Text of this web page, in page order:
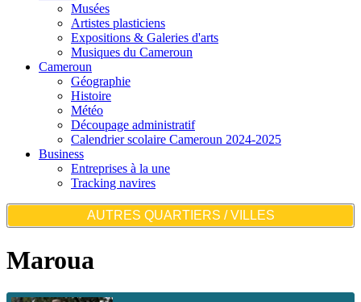
Musées
Artistes plasticiens
Expositions & Galeries d'arts
Musiques du Cameroun
Cameroun
Géographie
Histoire
Météo
Découpage administratif
Calendrier scolaire Cameroun 2024-2025
Business
Entreprises à la une
Tracking navires
AUTRES QUARTIERS / VILLES
Maroua